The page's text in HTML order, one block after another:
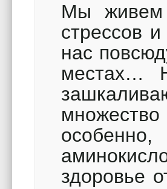
Мы живем
стрессов
нас
местах…
здоровье